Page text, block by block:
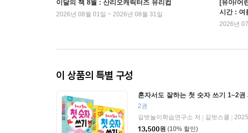
이달의 책 8월 : 산리오캐릭터즈 유리컵
2026년 08월 01일 ~ 2026년 08월 31일
[유아/어
시간 : 여
2026년
이 상품의 특별 구성
혼자서도 잘하는 첫 숫자 쓰기 1~2권
2권
길벗놀이학습연구소 저
길벗스쿨
2025
13,500원 (10% 할인)